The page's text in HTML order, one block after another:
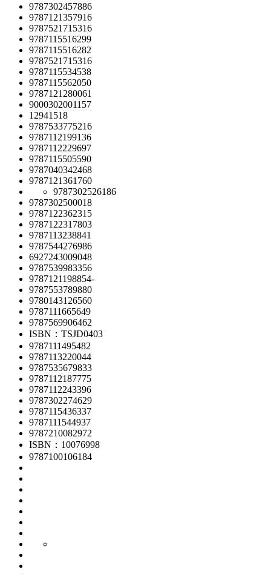
9787302457886
9787121357916
9787521715316
9787115516299
9787115516282
9787521715316
9787115534538
9787115562050
9787121280061
9000302001157
12941518
9787533775216
9787112199136
9787112229697
9787115505590
9787040342468
9787121361760
9787302526186
9787302500018
9787122362315
9787122317803
9787113238841
9787544276986
6927243009048
9787539983356
9787121198854-
9787553789880
9780143126560
9787111665649
9787569906462
ISBN：TSJD0403
9787111495482
9787113220044
9787535679833
9787112187775
9787112243396
9787302274629
9787115436337
9787111544937
9787210082972
ISBN：10076998
9787100106184